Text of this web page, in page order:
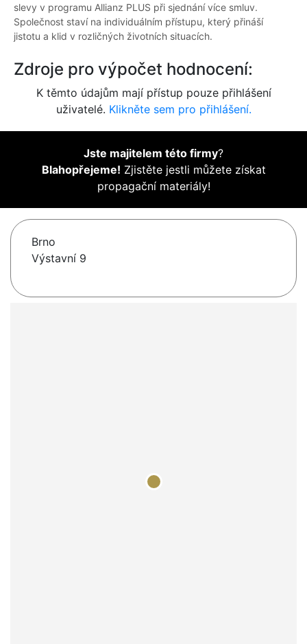
slevy v programu Allianz PLUS při sjednání více smluv.
Společnost staví na individuálním přístupu, který přináší
jistotu a klid v rozličných životních situacích.
Zdroje pro výpočet hodnocení:
K těmto údajům mají přístup pouze přihlášení
uživatelé. Klikněte sem pro přihlášení.
Jste majitelem této firmy?
Blahopřejeme! Zjistěte jestli můžete získat
propagační materiály!
Brno
Výstavní 9